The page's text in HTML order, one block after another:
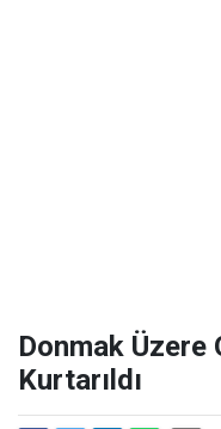
Donmak Üzere
Kurtarıldı